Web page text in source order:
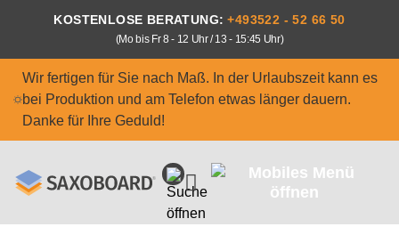
Zum Hauptinhalt springen
KOSTENLOSE BERATUNG: +493522 - 52 66 50
(Mo bis Fr 8 - 12 Uhr / 13 - 15:45 Uhr)
Wir fertigen für Sie nach Maß. In der Urlaubszeit kann es
bei Produktion und am Telefon etwas länger dauern.
Danke für Ihre Geduld!